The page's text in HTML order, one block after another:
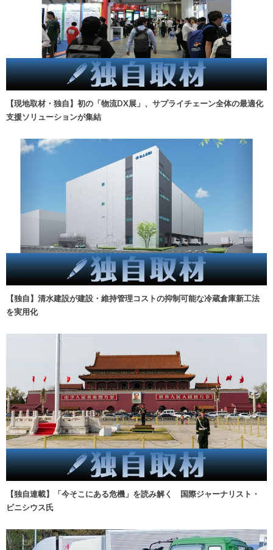
【現地取材・独自】初の「物流DX展」、サプライチェーン全体の最適化
支援ソリューションが集結
【独自】清水建設が建設・維持管理コストの抑制可能な冷蔵倉庫新工法
を実用化
【独自連載】「今そこにある危機」を読み解く 国際ジャーナリスト・
ビニシウス氏